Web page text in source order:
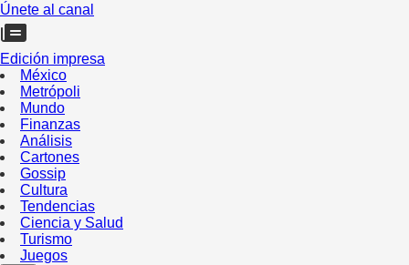
Únete al canal
Edición impresa
México
Metrópoli
Mundo
Finanzas
Análisis
Cartones
Gossip
Cultura
Tendencias
Ciencia y Salud
Turismo
Juegos